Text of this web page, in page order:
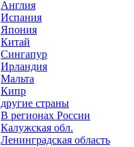
Англия
Испания
Япония
Китай
Сингапур
Ирландия
Мальта
Кипр
другие страны
В регионах России
Калужская обл.
Ленинградская область